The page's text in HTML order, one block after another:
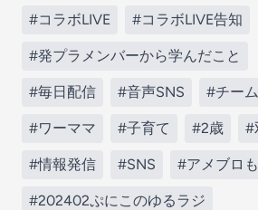
#コラボLIVE
#コラボLIVE告知
#発プラメンバーから学んだこと
#毎日配信 #音声SNS #チー
#ワーママ #子育て #2歳 #
#情報発信 #SNS #アメブロ
#202402ぷにこのゆるラジ